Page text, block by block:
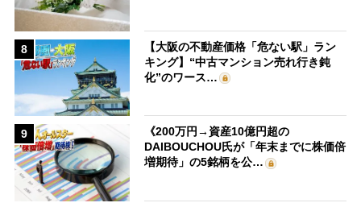
8
【大阪の不動産価格「危ない駅」ラン
キング】“中古マンション売れ行き鈍
化”のワース…
9
《200万円→資産10億円超の
DAIBOUCHOU氏が「年末までに株価倍
増期待」の5銘柄を公…